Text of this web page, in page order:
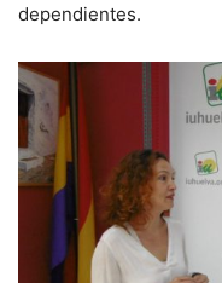
dependientes.